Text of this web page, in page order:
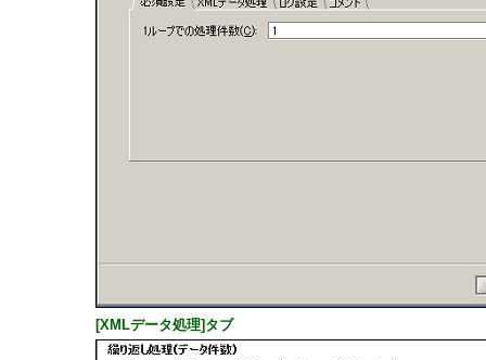
[XMLデータ処理]タブ